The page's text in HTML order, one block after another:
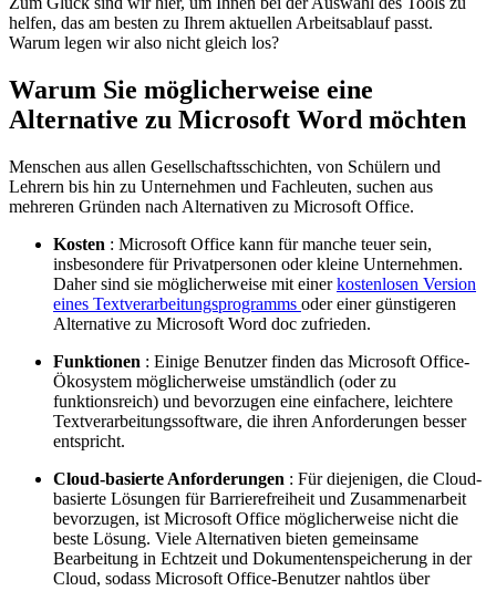
helfen, das am besten zu Ihrem aktuellen Arbeitsablauf passt.
Warum legen wir also nicht gleich los?
Warum Sie möglicherweise eine
Alternative zu Microsoft Word möchten
Menschen aus allen Gesellschaftsschichten, von Schülern und
Lehrern bis hin zu Unternehmen und Fachleuten, suchen aus
mehreren Gründen nach Alternativen zu Microsoft Office.
Kosten : Microsoft Office kann für manche teuer sein,
insbesondere für Privatpersonen oder kleine Unternehmen.
Daher sind sie möglicherweise mit einerkostenlosen Version
eines Textverarbeitungsprogramms oder einer günstigeren
Alternative zu Microsoft Word doc zufrieden.
Funktionen : Einige Benutzer finden das Microsoft Office-
Ökosystem möglicherweise umständlich (oder zu
funktionsreich) und bevorzugen eine einfachere, leichtere
Textverarbeitungssoftware, die ihren Anforderungen besser
entspricht.
Cloud-basierte Anforderungen : Für diejenigen, die Cloud-
basierte Lösungen für Barrierefreiheit und Zusammenarbeit
bevorzugen, ist Microsoft Office möglicherweise nicht die
beste Lösung. Viele Alternativen bieten gemeinsame
Bearbeitung in Echtzeit und Dokumentenspeicherung in der
Cloud, sodass Microsoft Office-Benutzer nahtlos über